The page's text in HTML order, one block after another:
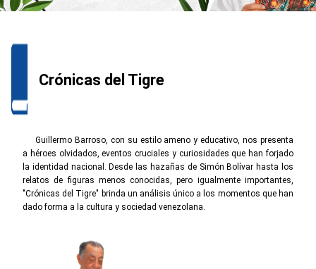
Crónicas del Tigre
Guillermo Barroso, con su estilo ameno y educativo, nos presenta
a héroes olvidados, eventos cruciales y curiosidades que han forjado
la identidad nacional. Desde las hazañas de Simón Bolívar hasta los
relatos de figuras menos conocidas, pero igualmente importantes,
"Crónicas del Tigre" brinda un análisis único a los momentos que han
dado forma a la cultura y sociedad venezolana.